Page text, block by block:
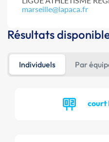
marseille@lapaca.fr
Résultats
Individuels Par
court